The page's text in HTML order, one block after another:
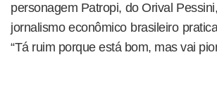
personagem Patropi, do Orival
jornalismo econômico brasileiro
“Tá ruim porque está bom, mas vai